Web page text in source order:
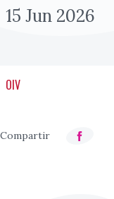
15 Jun 2026
OIV